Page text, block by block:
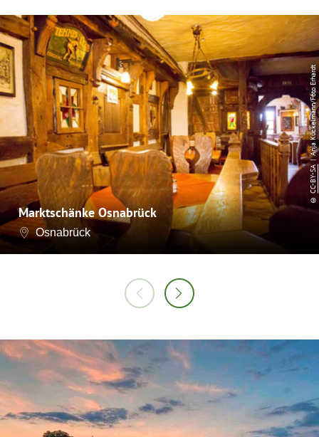
Marktschänke Osnabrück
Osnabrück
©
CC-BY-SA
| Anja Kückelmann/Foto Erhardt